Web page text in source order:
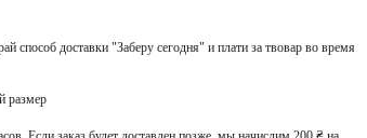
способ доставки "Заберу сегодня" и плати за твовар во время
размер